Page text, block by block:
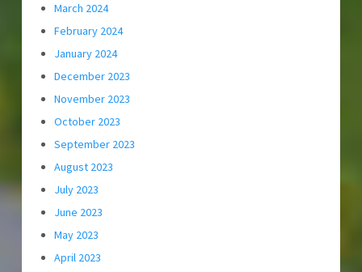
March 2024
February 2024
January 2024
December 2023
November 2023
October 2023
September 2023
August 2023
July 2023
June 2023
May 2023
April 2023